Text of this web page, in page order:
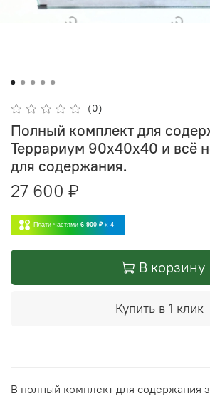
(0)
Полный комплект для
Террариум 90х40х40 и всё
для содержания.
27 600 ₽
Плати частями 6 900 ₽ x 4
В корзину
Купить в 1 клик
В полный комплект для содержания